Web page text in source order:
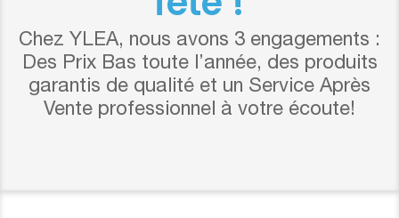
Chez YLEA, nous avons 3 engagements :
Des Prix Bas toute l’année, des produits
garantis de qualité et un Service Après
Vente professionnel à votre écoute!